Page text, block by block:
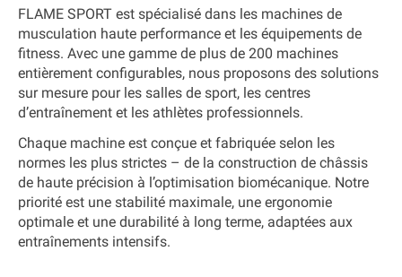
FLAME SPORT est spécialisé dans les machines de
musculation haute performance et les équipements de
fitness. Avec une gamme de plus de 200 machines
entièrement configurables, nous proposons des solutions
sur mesure pour les salles de sport, les centres
d’entraînement et les athlètes professionnels.
Chaque machine est conçue et fabriquée selon les
normes les plus strictes – de la construction de châssis
de haute précision à l’optimisation biomécanique. Notre
priorité est une stabilité maximale, une ergonomie
optimale et une durabilité à long terme, adaptées aux
entraînements intensifs.